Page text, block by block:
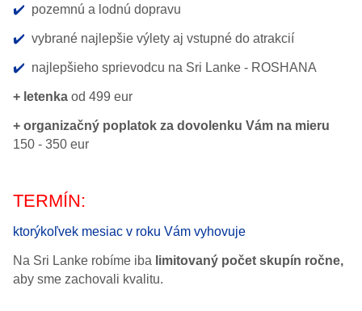
✔️ pozemnú a lodnú dopravu
✔️ vybrané najlepšie výlety aj vstupné do atrakcií
✔️ najlepšieho sprievodcu na Sri Lanke - ROSHANA
+ letenkaod 499 eur
+ organizačný poplatok za dovolenku Vám na mieru
150 - 350 eur
TERMÍN:
ktorýkoľvek mesiac v roku Vám vyhovuje
Na Sri Lanke robíme iba limitovaný počet skupín ročne,
aby sme zachovali kvalitu.